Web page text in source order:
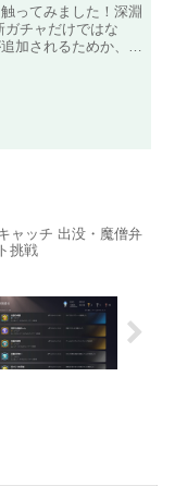
ってみました！深淵
チャだけではな
加されるためか、い
ャッチ 出没・魔僧弁
挑戦